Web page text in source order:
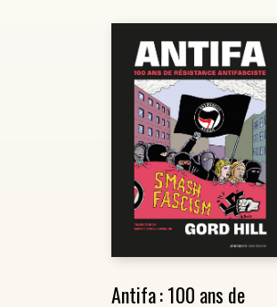
Antifa : 100 ans de